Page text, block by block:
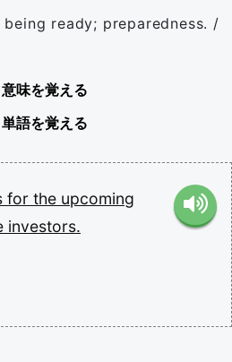
ready; preparedness. /
意味を覚える
単語を覚える
for the upcoming
investors.